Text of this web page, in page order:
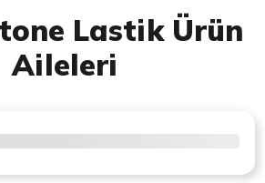
Lastik Ürün
Aileleri